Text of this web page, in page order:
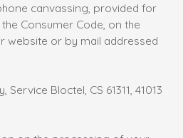
canvassing, provided for
Consumer Code, on the
website or by mail addressed
Bloctel, CS 61311, 41013